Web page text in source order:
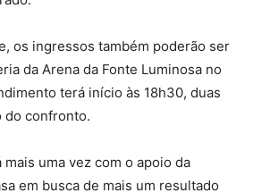
os ingressos também poderão ser
da Arena da Fonte Luminosa no
terá início às 18h30, duas
do confronto.
uma vez com o apoio da
em busca de mais um resultado